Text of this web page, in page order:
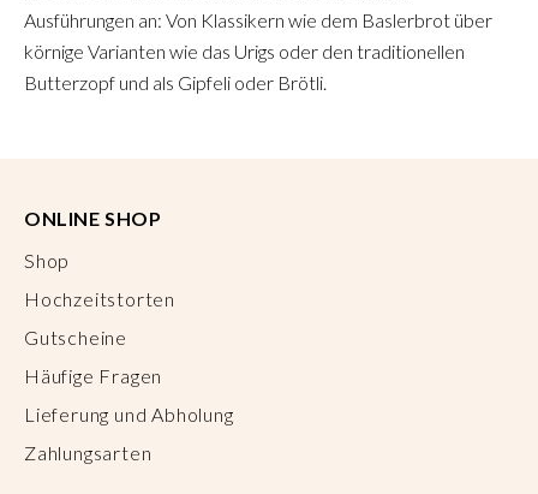
Ausführungen an: Von Klassikern wie dem Baslerbrot über
körnige Varianten wie das Urigs oder den traditionellen
Butterzopf und als Gipfeli oder Brötli.
ONLINE SHOP
Shop
Hochzeitstorten
Gutscheine
Häufige Fragen
Lieferung und Abholung
Zahlungsarten